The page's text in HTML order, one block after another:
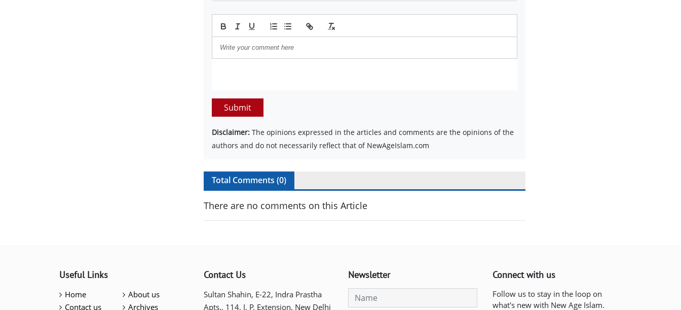
Submit
Disclaimer: The opinions expressed in the articles and comments are the opinions of the
authors and do not necessarily reflect that of NewAgeIslam.com
Total Comments (0)
There are no comments on this Article
Useful Links
Home
About us
Contact us
Archives
Contact Us
Sultan Shahin, E-22, Indra Prastha
Apts., 114, I. P. Extension, New Delhi
Newsletter Connect with us
Follow us to stay in the loop on
what's new with New Age Islam.